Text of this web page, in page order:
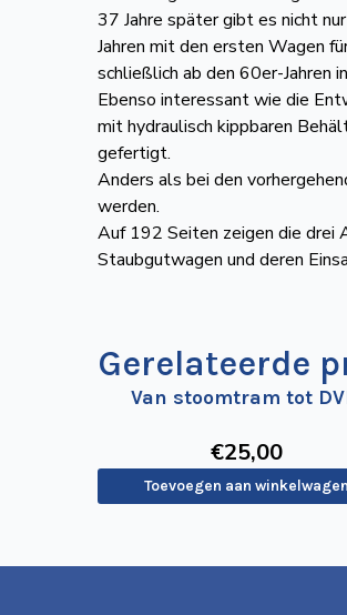
37 Jahre später gibt es nicht
Jahren mit den ersten Wagen
schließlich ab den 60er-Jahren
Ebenso interessant wie die
mit hydraulisch kippbaren
gefertigt.
Anders als bei den
werden.
Auf 192 Seiten zeigen die drei
Staubgutwagen und deren
Gerelateerde
Van stoomtram tot
€25,00
Toevoegen aan winkelwagen